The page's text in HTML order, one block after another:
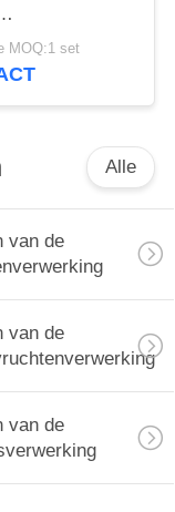
van
de
MOQ:1 set
Alle
van de
van de
van de